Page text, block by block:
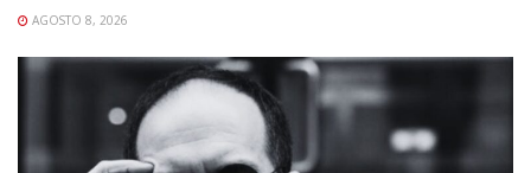
AGOSTO 8, 2026